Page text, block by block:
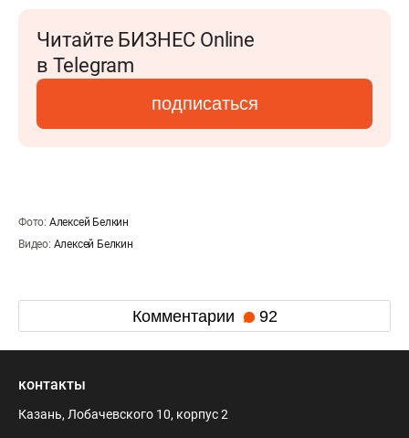
Читайте БИЗНЕС Online
в Telegram
подписаться
Фото: Алексей Белкин
Видео: Алексей Белкин
Комментарии 92
контакты
Казань, Лобачевского 10, корпус 2